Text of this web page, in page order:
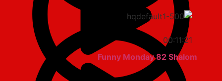
00:11:21
Funny Monday 82 Shalom